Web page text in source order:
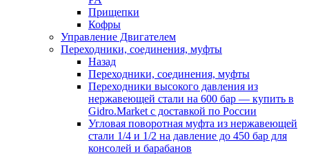
Прищепки
Кофры
Управление Двигателем
Переходники, соединения, муфты
Назад
Переходники, соединения, муфты
Переходники высокого давления из
нержавеющей стали на 600 бар — купить в
Gidro.Market с доставкой по России
Угловая поворотная муфта из нержавеющей
стали 1/4 и 1/2 на давление до 450 бар для
консолей и барабанов